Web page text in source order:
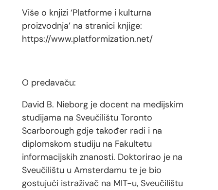
Više o knjizi ‘Platforme i kulturna
proizvodnja’ na stranici knjige:
https://www.platformization.net/
O predavaču:
David B. Nieborg je docent na medijskim
studijama na Sveučilištu Toronto
Scarborough gdje također radi i na
diplomskom studiju na Fakultetu
informacijskih znanosti. Doktorirao je na
Sveučilištu u Amsterdamu te je bio
gostujući istraživač na MIT-u, Sveučilištu